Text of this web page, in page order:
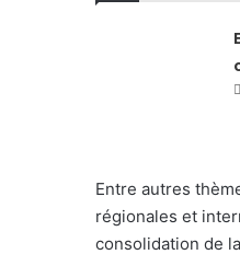
Entre autres
régionales et
consolidation de